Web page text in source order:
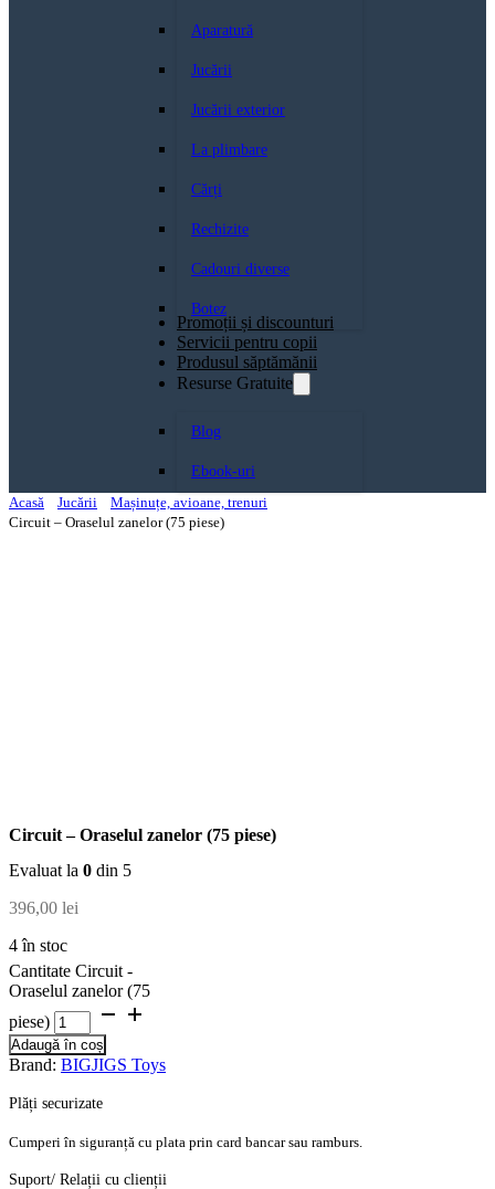
Aparatură
Jucării
Jucării exterior
La plimbare
Cărți
Rechizite
Cadouri diverse
Botez
Promoții și discounturi
Servicii pentru copii
Produsul săptămănii
Resurse Gratuite
Blog
Ebook-uri
Acasă
Jucării
Mașinuțe, avioane, trenuri
Circuit – Oraselul zanelor (75 piese)
Circuit – Oraselul zanelor (75 piese)
Evaluat la 0 din 5
396,00 lei
4 în stoc
Cantitate Circuit -
Oraselul zanelor (75
piese)
Adaugă în coș
Brand: BIGJIGS Toys
Plăți securizate
Cumperi în siguranță cu plata prin card bancar sau ramburs.
Suport/ Relații cu clienții